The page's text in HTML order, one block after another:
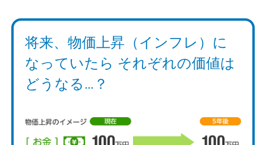
将来、物価上昇（インフレ）に
なっていたら それぞれの価値は
どうなる…？